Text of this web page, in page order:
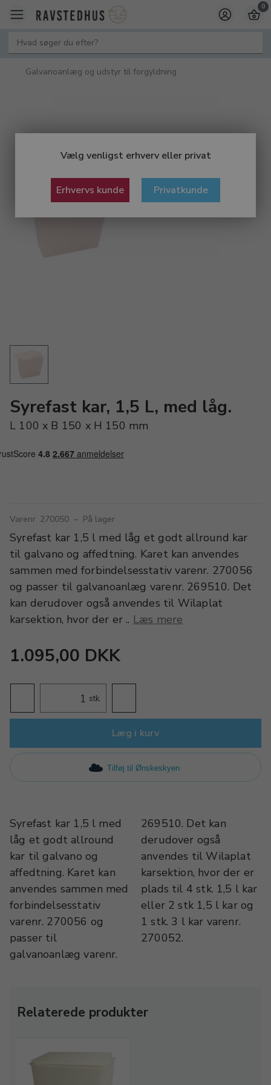
Vælg venligst erhverv eller privat
Erhvervs kunde Privatkunde
0
Galvanoanlæg og udstyr til forgyldning
Syrefast kar, 1,5 L, med låg.
L 100 x B 150 x H 150 mm
Varenr. 270050 – På lager
Syrefast kar 1,5 l med låg et godt allround kar
til galvano og affedtning. Karet kan anvendes
sammen med forbindelsesstativ varenr. 270056
og passer til galvanoanlæg varenr. 269510. Det
kan derudover også anvendes til Wilaplat
karsektion, hvor der er .. Læs mere
1.095,00 DKK
stk.
Læg i kurv
Tilføj til Ønskeskyen
Syrefast kar 1,5 l med
låg et godt allround
kar til galvano og
affedtning. Karet kan
anvendes sammen med
forbindelsesstativ
varenr. 270056 og
passer til
galvanoanlæg varenr.
269510. Det kan
derudover også
anvendes til Wilaplat
karsektion, hvor der er
plads til 4 stk. 1,5 l kar
eller 2 stk 1,5 l kar og
1 stk. 3 l kar varenr.
270052.
Relaterede produkter